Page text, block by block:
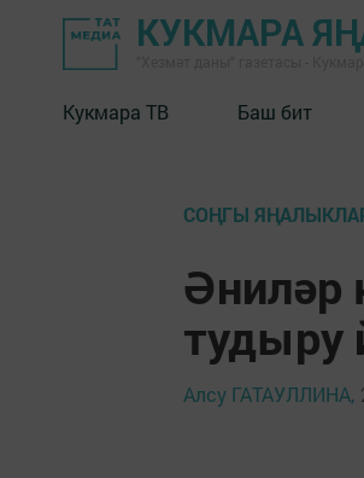
КУКМАРА
Кукмара ТВ Баш бит
СОҢГЫ
Әниләр
тудыру
Алсу ГАТАУЛЛИНА,